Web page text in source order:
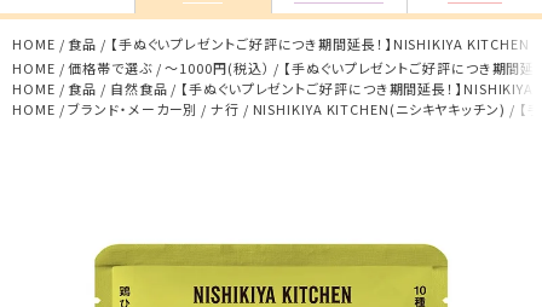
HOME 食品
【手ぬぐいプレゼントご好評につき期間延長！】NISHIKIYA
HOME
価格帯で選ぶ ～1000円(税込）
【手ぬぐいプレゼントご好評につき期間
HOME
食品 自然食品
【手ぬぐいプレゼントご好評につき期間延長！】
HOME
ブランド・メーカー別 ナ行 NISHIKIYA KITCHEN(ニシキヤキッチン) 【